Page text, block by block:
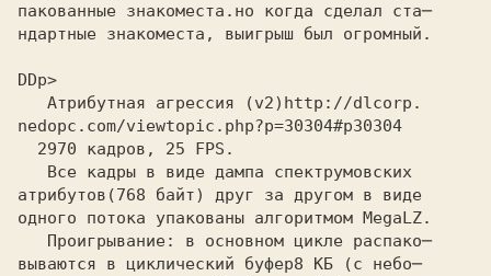
пакованные знакоместа.но когда сделал ста─
ндартные знакоместа, выигрыш был огромный.
DDp>
   Атрибутная агрессия (v2)
nedopc.com/viewtopic.php?p=30304#p30304
атрибутов
одного потока упакованы алгоритмом MegaLZ.
вываются в циклический буфер